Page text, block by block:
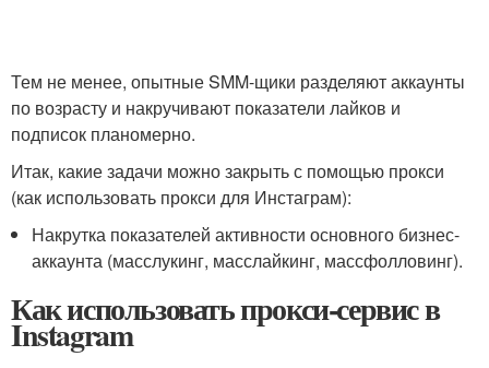
Тем не менее, опытные SMM-щики разделяют аккаунты
по возрасту и накручивают показатели лайков и
подписок планомерно.
Итак, какие задачи можно закрыть с помощью прокси
(как использовать прокси для Инстаграм):
Накрутка показателей активности основного бизнес-
аккаунта (масслукинг, масслайкинг, массфолловинг).
Как использовать прокси-сервис в
Instagram